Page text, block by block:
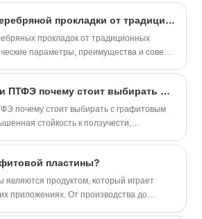
В чем отличие Серебряной прокладки от традиционных уплотнителей?
прокладок от традиционных
параметры, преимущества и советы
Шайба прокладки ПТФЭ почему стоит выбирать с графитовым наполнителем?
почему стоит выбирать с графитовым
стойкость к ползучести,
пластины?
продуктом, который играет
От производства до